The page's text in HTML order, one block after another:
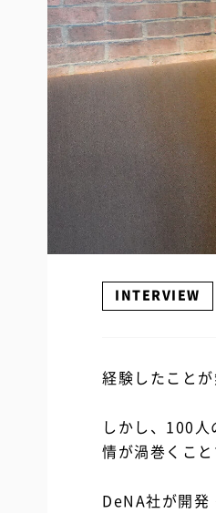
INTERVIEW
経験したこと
しかし、100
情が渦巻くこ
DeNA社が開発